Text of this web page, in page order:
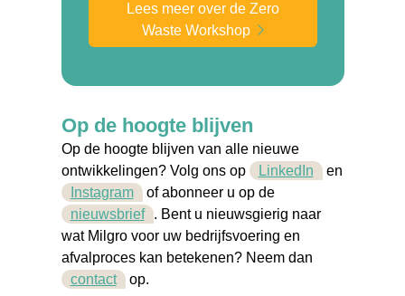
Lees meer over de Zero
Waste Workshop
Op de hoogte blijven
Op de hoogte blijven van alle nieuwe
ontwikkelingen? Volg ons op
LinkedIn
en
Instagram of abonneer u op de
nieuwsbrief . Bent u nieuwsgierig naar
wat Milgro voor uw bedrijfsvoering en
afvalproces kan betekenen? Neem dan
contact op.